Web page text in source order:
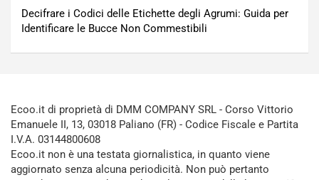
Decifrare i Codici delle Etichette degli Agrumi: Guida per
Identificare le Bucce Non Commestibili
Ecoo.it di proprietà di DMM COMPANY SRL - Corso Vittorio
Emanuele II, 13, 03018 Paliano (FR) - Codice Fiscale e Partita
I.V.A. 03144800608
Ecoo.it non è una testata giornalistica, in quanto viene
aggiornato senza alcuna periodicità. Non può pertanto